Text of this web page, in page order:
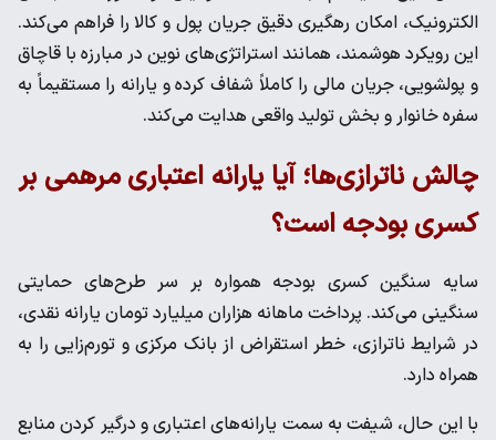
الکترونیک، امکان رهگیری دقیق جریان پول و کالا را فراهم می‌کند.
این رویکرد هوشمند، همانند استراتژی‌های نوین در مبارزه با قاچاق
و پولشویی، جریان مالی را کاملاً شفاف کرده و یارانه را مستقیماً به
سفره خانوار و بخش تولید واقعی هدایت می‌کند.
چالش ناترازی‌ها؛ آیا یارانه اعتباری مرهمی بر
کسری بودجه است؟
سایه سنگین کسری بودجه همواره بر سر طرح‌های حمایتی
سنگینی می‌کند. پرداخت ماهانه هزاران میلیارد تومان یارانه نقدی،
در شرایط ناترازی، خطر استقراض از بانک مرکزی و تورم‌زایی را به
همراه دارد.
با این حال، شیفت به سمت یارانه‌های اعتباری و درگیر کردن منابع